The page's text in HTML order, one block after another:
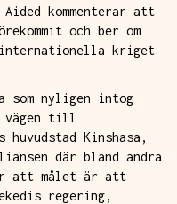
Aided kommenterar att
och ber om
kriget
som nyligen intog
vägen till
huvudstad Kinshasa,
där bland andra
att målet är att
regering,